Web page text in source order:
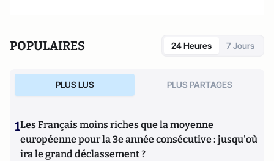
POPULAIRES 24 Heures 7 Jours
PLUS LUS PLUS PARTAGES
1Les Français moins riches que la moyenne
européenne pour la 3e année consécutive : jusqu'où
ira le grand déclassement ?